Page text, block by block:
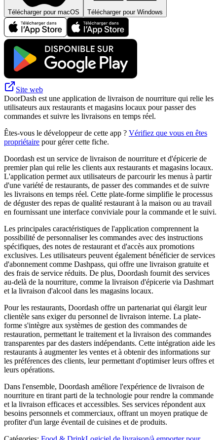
Télécharger pour macOS Télécharger pour Windows
Site web
DoorDash est une application de livraison de nourriture qui relie les
utilisateurs aux restaurants et magasins locaux pour passer des
commandes et suivre les livraisons en temps réel.
Êtes-vous le développeur de cette app ? Vérifiez que vous en êtes
propriétaire pour gérer cette fiche.
Doordash est un service de livraison de nourriture et d'épicerie de
premier plan qui relie les clients aux restaurants et magasins locaux.
L'application permet aux utilisateurs de parcourir les menus à partir
d'une variété de restaurants, de passer des commandes et de suivre
les livraisons en temps réel. Cette plate-forme simplifie le processus
de déguster des repas de qualité restaurant à la maison ou au travail
en fournissant une interface conviviale pour la commande et le suivi.
Les principales caractéristiques de l'application comprennent la
possibilité de personnaliser les commandes avec des instructions
spécifiques, des notes de restaurant et d'accès aux promotions
exclusives. Les utilisateurs peuvent également bénéficier de services
d'abonnement comme Dashpass, qui offre une livraison gratuite et
des frais de service réduits. De plus, Doordash fournit des services
au-delà de la nourriture, comme la livraison d'épicerie via Dashmart
et la livraison d'alcool dans les magasins locaux.
Pour les restaurants, Doordash offre un partenariat qui élargit leur
clientèle sans exiger du personnel de livraison interne. La plate-
forme s'intègre aux systèmes de gestion des commandes de
restauration, permettant le traitement et la livraison des commandes
transparentes par des dasters indépendants. Cette intégration aide les
restaurants à augmenter les ventes et à obtenir des informations sur
les préférences des clients, leur permettant d'optimiser leurs offres et
leurs opérations.
Dans l'ensemble, Doordash améliore l'expérience de livraison de
nourriture en tirant parti de la technologie pour rendre la commande
et la livraison efficaces et accessibles. Ses services répondent aux
besoins personnels et commerciaux, offrant un moyen pratique de
profiter d'un large éventail de cuisines et de produits.